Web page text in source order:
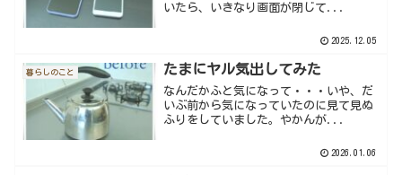
いたら、いきなり画面が閉じて...
2025.12.05
暮らしのこと たまにヤル気出してみた
なんだかふと気になって・・・いや、だ
いぶ前から気になっていたのに見て見ぬ
ふりをしていました。やかんが...
2026.01.06